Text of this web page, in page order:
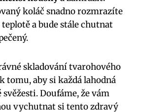
koláč snadno rozmrazíte
a bude stále chutnat
skladování tvarohového
tomu, aby si každá lahodná
Doufáme, že vám
vychutnat si tento zdravý